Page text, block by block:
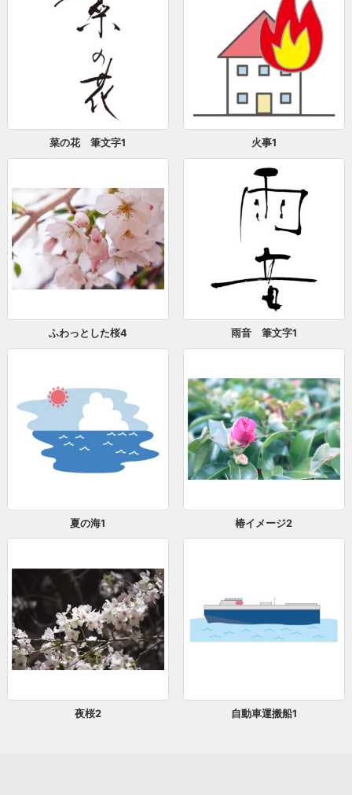
菜の花 筆文字1 火事1
ふわっとした桜4 雨音 筆文字1
夏の海1 椿イメージ2
夜桜2 自動車運搬船1